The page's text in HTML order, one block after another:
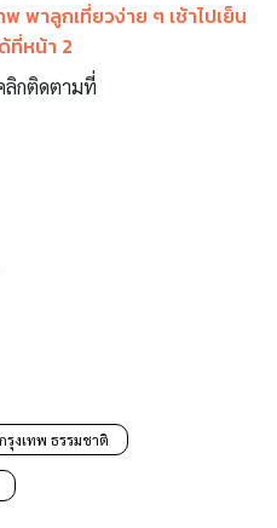
พาลูกเที่ยวง่าย ๆ เช้าไปเย็น
ที่หน้า 2
ลิกติดตามที่
รุงเทพ ธรรมชาติ